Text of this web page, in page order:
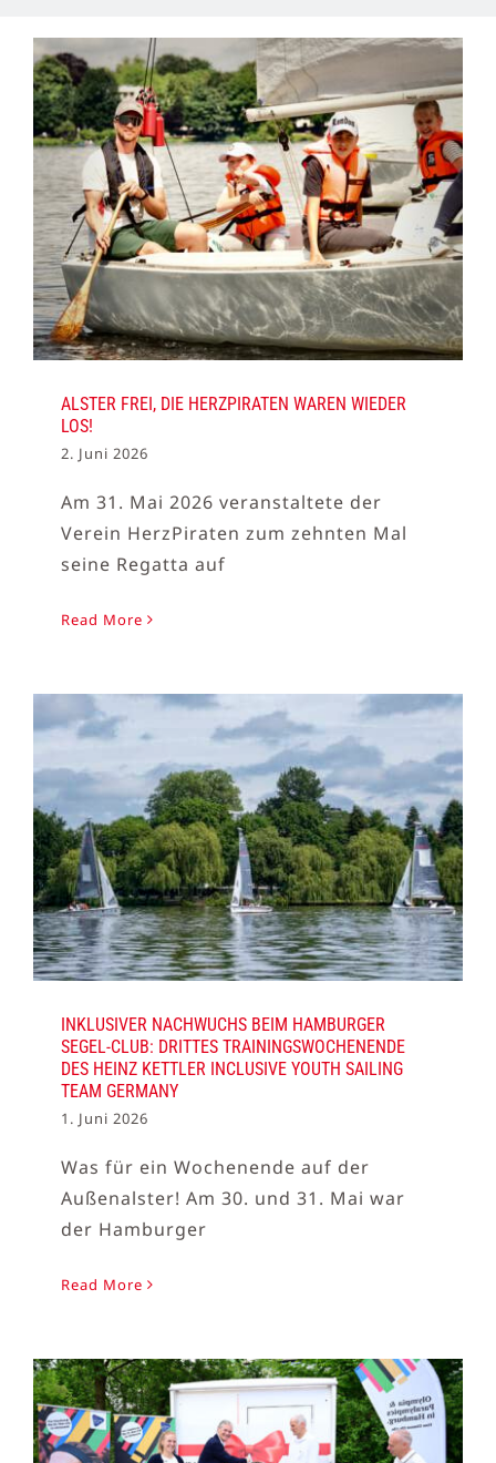
ALSTER FREI, DIE HERZPIRATEN WAREN WIEDER
LOS!
2. Juni 2026
Am 31. Mai 2026 veranstaltete der
Verein HerzPiraten zum zehnten Mal
seine Regatta auf
Read More
INKLUSIVER NACHWUCHS BEIM HAMBURGER
SEGEL-CLUB: DRITTES TRAININGSWOCHENENDE
DES HEINZ KETTLER INCLUSIVE YOUTH SAILING
TEAM GERMANY
1. Juni 2026
Was für ein Wochenende auf der
Außenalster! Am 30. und 31. Mai war
der Hamburger
Read More